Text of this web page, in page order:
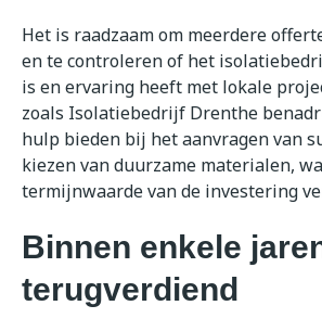
Het is raadzaam om meerdere
en te controleren of het
is en ervaring heeft met lokale
zoals Isolatiebedrijf Drenthe
hulp bieden bij het aanvragen van
kiezen van duurzame materialen,
termijnwaarde van de investering
Binnen enkele
terugverdiend